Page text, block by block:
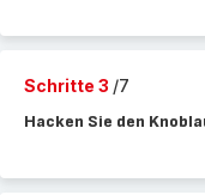
Schritte 3 /7
Hacken Sie den